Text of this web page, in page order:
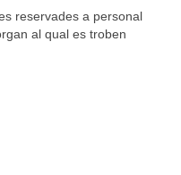
reservades a personal
al qual es troben